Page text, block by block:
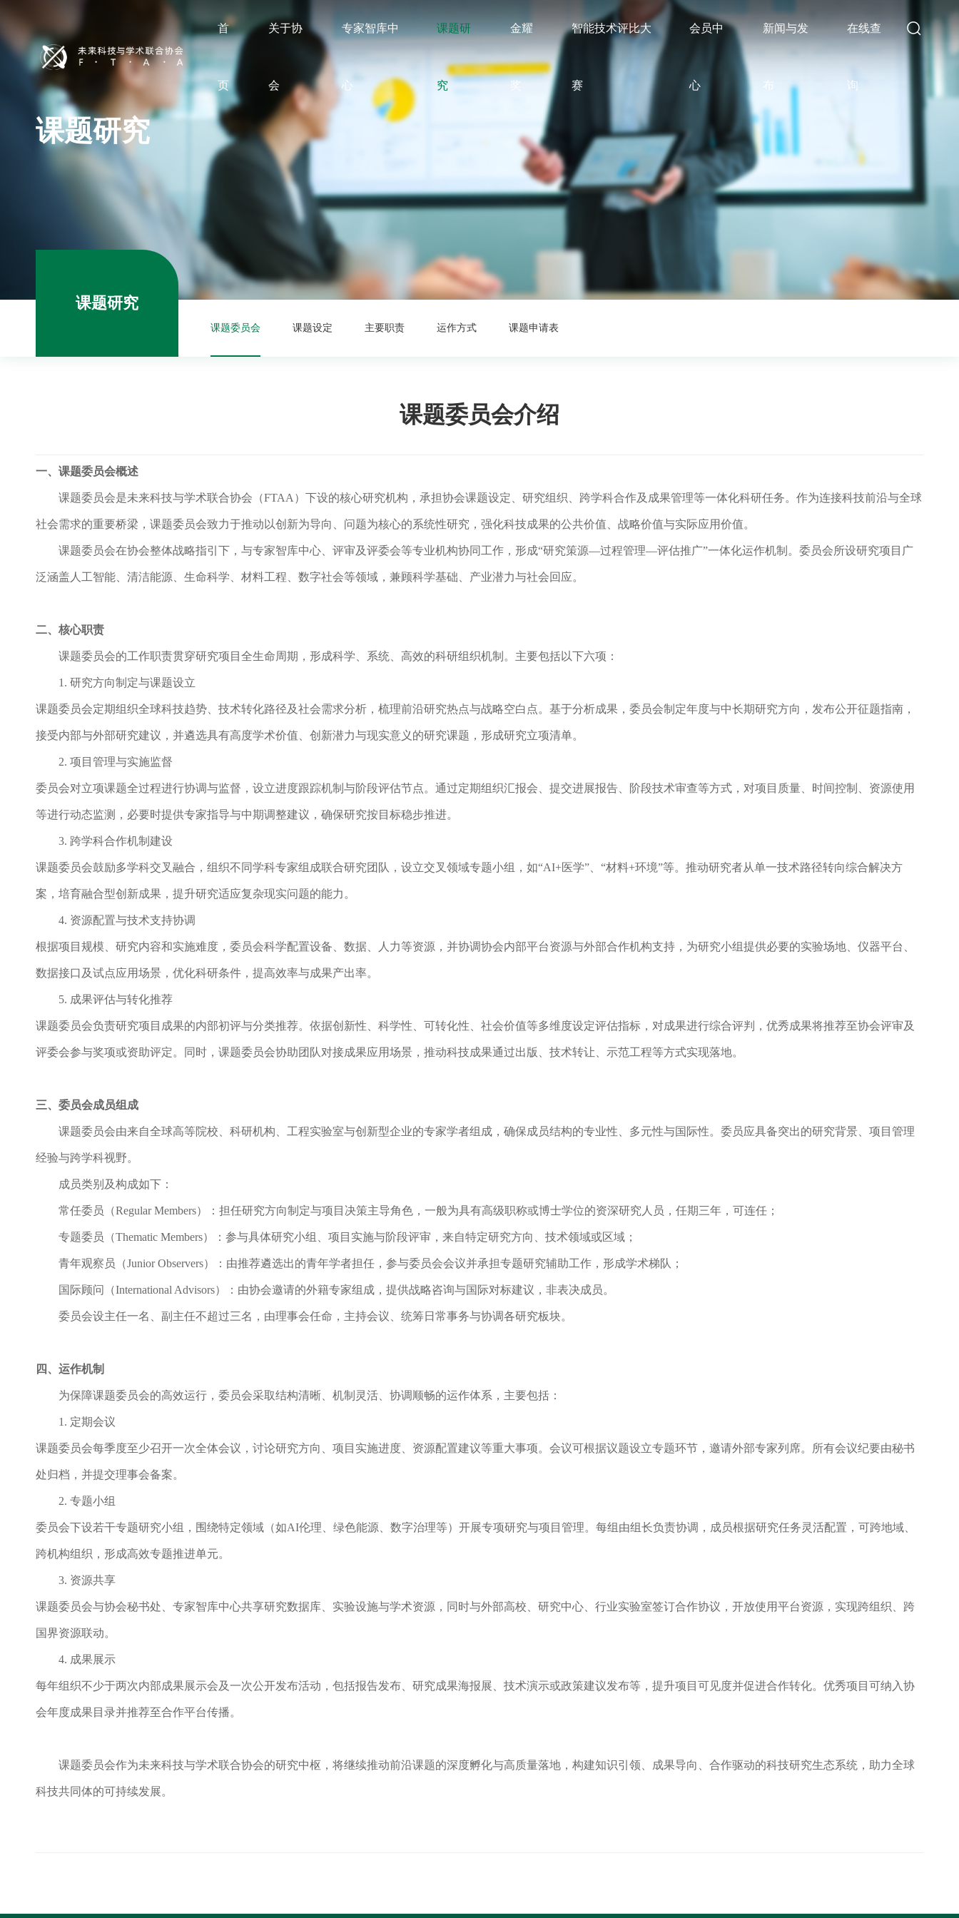
首
页
关于协
会
专家智库中
心
课题研
究
金耀
奖
智能技术评比大
赛
会员中
心
新闻与发
布
在线查
询
课题研究
课题研究
课题委员会 课题设定 主要职责 运作方式 课题申请表
课题委员会介绍
一、课题委员会概述
课题委员会是未来科技与学术联合协会（FTAA）下设的核心研究机构，承担协会课题设定、研究组织、跨学科合作及成果管理等一体化科研任务。作为连接科技前沿与全球
社会需求的重要桥梁，课题委员会致力于推动以创新为导向、问题为核心的系统性研究，强化科技成果的公共价值、战略价值与实际应用价值。
课题委员会在协会整体战略指引下，与专家智库中心、评审及评委会等专业机构协同工作，形成“研究策源—过程管理—评估推广”一体化运作机制。委员会所设研究项目广
泛涵盖人工智能、清洁能源、生命科学、材料工程、数字社会等领域，兼顾科学基础、产业潜力与社会回应。
二、核心职责
课题委员会的工作职责贯穿研究项目全生命周期，形成科学、系统、高效的科研组织机制。主要包括以下六项：
1. 研究方向制定与课题设立
课题委员会定期组织全球科技趋势、技术转化路径及社会需求分析，梳理前沿研究热点与战略空白点。基于分析成果，委员会制定年度与中长期研究方向，发布公开征题指南，
接受内部与外部研究建议，并遴选具有高度学术价值、创新潜力与现实意义的研究课题，形成研究立项清单。
2. 项目管理与实施监督
委员会对立项课题全过程进行协调与监督，设立进度跟踪机制与阶段评估节点。通过定期组织汇报会、提交进展报告、阶段技术审查等方式，对项目质量、时间控制、资源使用
等进行动态监测，必要时提供专家指导与中期调整建议，确保研究按目标稳步推进。
3. 跨学科合作机制建设
课题委员会鼓励多学科交叉融合，组织不同学科专家组成联合研究团队，设立交叉领域专题小组，如“AI+医学”、“材料+环境”等。推动研究者从单一技术路径转向综合解决方
案，培育融合型创新成果，提升研究适应复杂现实问题的能力。
4. 资源配置与技术支持协调
根据项目规模、研究内容和实施难度，委员会科学配置设备、数据、人力等资源，并协调协会内部平台资源与外部合作机构支持，为研究小组提供必要的实验场地、仪器平台、
数据接口及试点应用场景，优化科研条件，提高效率与成果产出率。
5. 成果评估与转化推荐
课题委员会负责研究项目成果的内部初评与分类推荐。依据创新性、科学性、可转化性、社会价值等多维度设定评估指标，对成果进行综合评判，优秀成果将推荐至协会评审及
评委会参与奖项或资助评定。同时，课题委员会协助团队对接成果应用场景，推动科技成果通过出版、技术转让、示范工程等方式实现落地。
三、委员会成员组成
课题委员会由来自全球高等院校、科研机构、工程实验室与创新型企业的专家学者组成，确保成员结构的专业性、多元性与国际性。委员应具备突出的研究背景、项目管理
经验与跨学科视野。
成员类别及构成如下：
常任委员（Regular Members）：担任研究方向制定与项目决策主导角色，一般为具有高级职称或博士学位的资深研究人员，任期三年，可连任；
专题委员（Thematic Members）：参与具体研究小组、项目实施与阶段评审，来自特定研究方向、技术领域或区域；
青年观察员（Junior Observers）：由推荐遴选出的青年学者担任，参与委员会会议并承担专题研究辅助工作，形成学术梯队；
国际顾问（International Advisors）：由协会邀请的外籍专家组成，提供战略咨询与国际对标建议，非表决成员。
委员会设主任一名、副主任不超过三名，由理事会任命，主持会议、统筹日常事务与协调各研究板块。
四、运作机制
为保障课题委员会的高效运行，委员会采取结构清晰、机制灵活、协调顺畅的运作体系，主要包括：
1. 定期会议
课题委员会每季度至少召开一次全体会议，讨论研究方向、项目实施进度、资源配置建议等重大事项。会议可根据议题设立专题环节，邀请外部专家列席。所有会议纪要由秘书
处归档，并提交理事会备案。
2. 专题小组
委员会下设若干专题研究小组，围绕特定领域（如AI伦理、绿色能源、数字治理等）开展专项研究与项目管理。每组由组长负责协调，成员根据研究任务灵活配置，可跨地域、
跨机构组织，形成高效专题推进单元。
3. 资源共享
课题委员会与协会秘书处、专家智库中心共享研究数据库、实验设施与学术资源，同时与外部高校、研究中心、行业实验室签订合作协议，开放使用平台资源，实现跨组织、跨
国界资源联动。
4. 成果展示
每年组织不少于两次内部成果展示会及一次公开发布活动，包括报告发布、研究成果海报展、技术演示或政策建议发布等，提升项目可见度并促进合作转化。优秀项目可纳入协
会年度成果目录并推荐至合作平台传播。
课题委员会作为未来科技与学术联合协会的研究中枢，将继续推动前沿课题的深度孵化与高质量落地，构建知识引领、成果导向、合作驱动的科技研究生态系统，助力全球
科技共同体的可持续发展。